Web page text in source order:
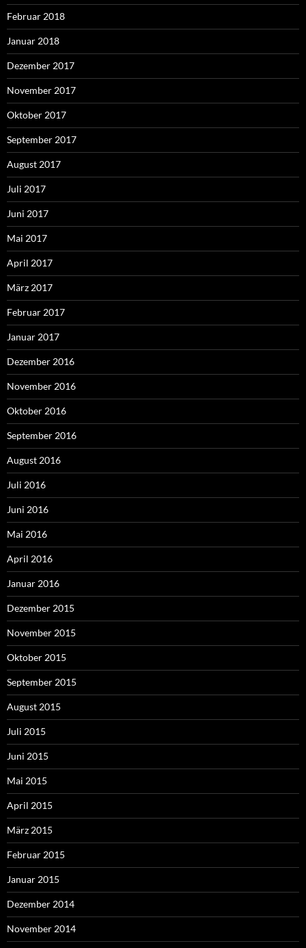
Februar 2018
Januar 2018
Dezember 2017
November 2017
Oktober 2017
September 2017
August 2017
Juli 2017
Juni 2017
Mai 2017
April 2017
März 2017
Februar 2017
Januar 2017
Dezember 2016
November 2016
Oktober 2016
September 2016
August 2016
Juli 2016
Juni 2016
Mai 2016
April 2016
Januar 2016
Dezember 2015
November 2015
Oktober 2015
September 2015
August 2015
Juli 2015
Juni 2015
Mai 2015
April 2015
März 2015
Februar 2015
Januar 2015
Dezember 2014
November 2014